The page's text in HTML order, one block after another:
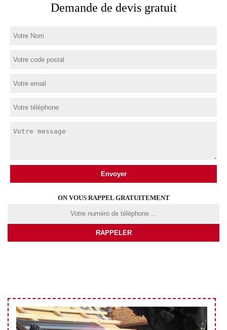
Demande de devis gratuit
ON VOUS RAPPEL GRATUITEMENT